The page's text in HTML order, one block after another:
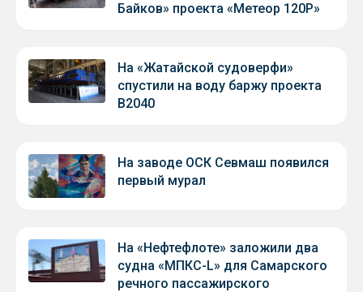
Байков» проекта «Метеор 120Р»
На «Жатайской судоверфи»
спустили на воду баржу проекта
В2040
На заводе ОСК Севмаш появился
первый мурал
На «Нефтефлоте» заложили два
судна «МПКС-L» для Самарского
речного пассажирского